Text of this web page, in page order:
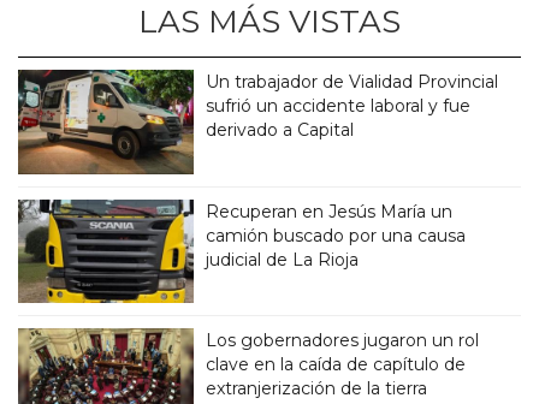
LAS MÁS VISTAS
Un trabajador de Vialidad Provincial
sufrió un accidente laboral y fue
derivado a Capital
Recuperan en Jesús María un
camión buscado por una causa
judicial de La Rioja
Los gobernadores jugaron un rol
clave en la caída de capítulo de
extranjerización de la tierra